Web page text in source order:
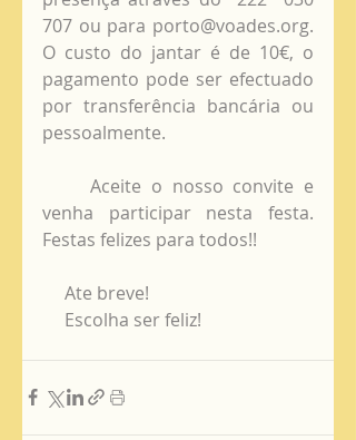
707 ou para porto@voades.org.
O custo do jantar é de 10€, o
pagamento pode ser efectuado
por transferência bancária ou
pessoalmente.
     Aceite o nosso convite e
venha participar nesta festa.
Festas felizes para todos!!
     Ate breve!
     Escolha ser feliz!